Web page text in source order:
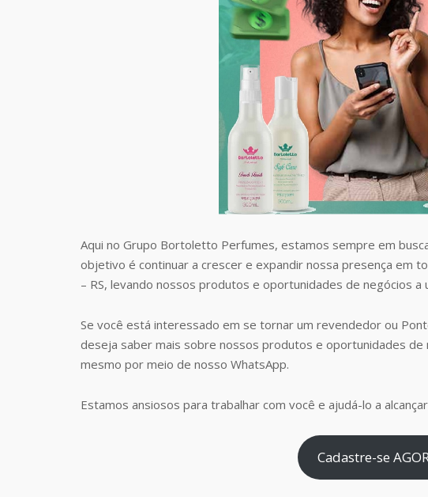
Aqui no Grupo Bortoletto Perfumes, estamos sempre em
objetivo é continuar a crescer e expandir nossa presença em
– RS, levando nossos produtos e oportunidades de negócios
Se você está interessado em se tornar um revendedor ou
deseja saber mais sobre nossos produtos e oportunidades
mesmo por meio de nosso WhatsApp.
Estamos ansiosos para trabalhar com você e ajudá-lo a
Cadastre-se